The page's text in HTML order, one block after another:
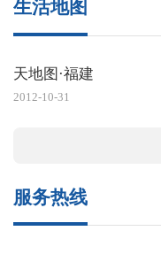
生活地图
天地图·福建
2012-10-31
服务热线